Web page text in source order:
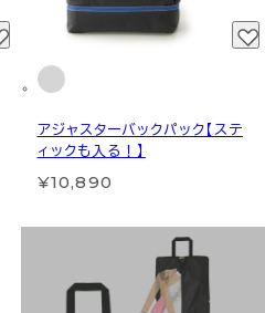
アジャスターバックパック【ステ
ィックも入る！】
¥10,890